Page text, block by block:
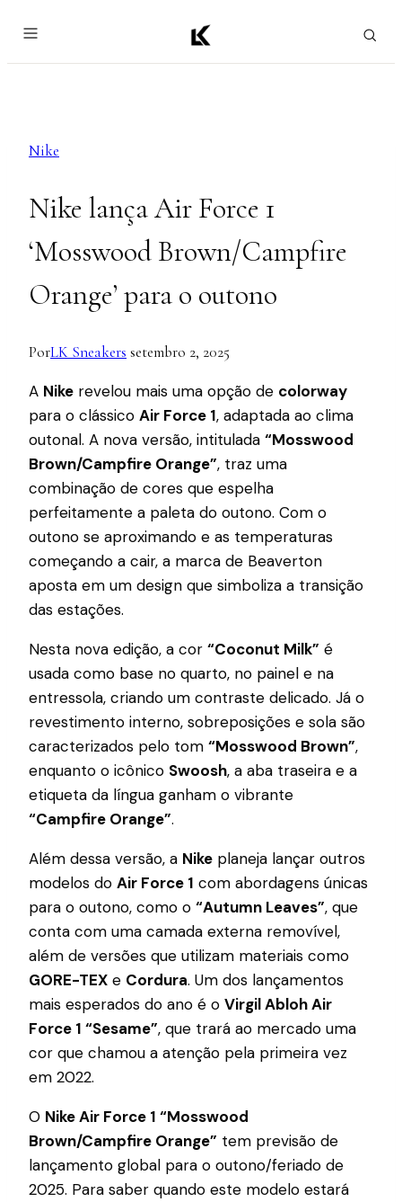
para
o
Nike
Nike lança Air Force 1
‘Mosswood Brown/Campfire
Orange’ para o outono
PorLK Sneakers setembro 2, 2025
A Nike revelou mais uma opção de colorway
para o clássico Air Force 1, adaptada ao clima
outonal. A nova versão, intitulada “Mosswood
Brown/Campfire Orange”, traz uma
combinação de cores que espelha
perfeitamente a paleta do outono. Com o
outono se aproximando e as temperaturas
começando a cair, a marca de Beaverton
aposta em um design que simboliza a transição
das estações.
Nesta nova edição, a cor “Coconut Milk” é
usada como base no quarto, no painel e na
entressola, criando um contraste delicado. Já o
revestimento interno, sobreposições e sola são
caracterizados pelo tom “Mosswood Brown”,
enquanto o icônico Swoosh, a aba traseira e a
etiqueta da língua ganham o vibrante
“Campfire Orange”.
Além dessa versão, a Nike planeja lançar outros
modelos do Air Force 1 com abordagens únicas
para o outono, como o “Autumn Leaves”, que
conta com uma camada externa removível,
além de versões que utilizam materiais como
GORE-TEX e Cordura. Um dos lançamentos
mais esperados do ano é o Virgil Abloh Air
Force 1 “Sesame”, que trará ao mercado uma
cor que chamou a atenção pela primeira vez
em 2022.
O Nike Air Force 1 “Mosswood
Brown/Campfire Orange” tem previsão de
lançamento global para o outono/feriado de
2025. Para saber quando este modelo estará